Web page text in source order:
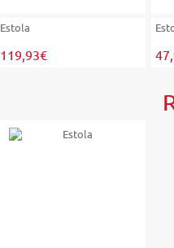
Estola
119,93€